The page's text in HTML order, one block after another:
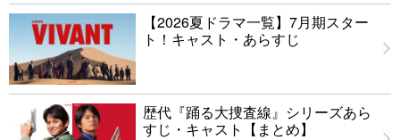
【2026夏ドラマ一覧】7月期スター
ト！キャスト・あらすじ
歴代『踊る大捜査線』シリーズあら
すじ・キャスト【まとめ】